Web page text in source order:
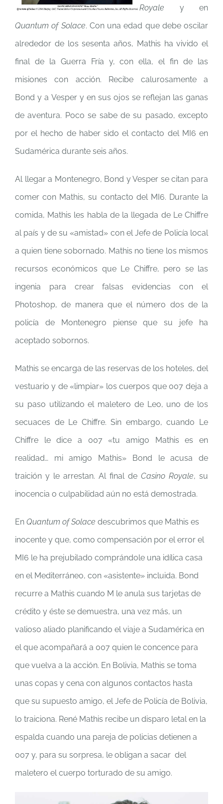
Royale y en
Quantum of Solace. Con una edad que debe oscilar
alrededor de los sesenta años, Mathis ha vivido el
final de la Guerra Fría y, con ella, el fin de las
misiones con acción. Recibe calurosamente a
Bond y a Vesper y en sus ojos se reflejan las ganas
de aventura. Poco se sabe de su pasado, excepto
por el hecho de haber sido el contacto del MI6 en
Sudamérica durante seis años.
Al llegar a Montenegro, Bond y Vesper se citan para
comer con Mathis, su contacto del MI6. Durante la
comida, Mathis les habla de la llegada de Le Chiffre
al país y de su «amistad» con el Jefe de Policía local
a quien tiene sobornado. Mathis no tiene los mismos
recursos económicos que Le Chiffre, pero se las
ingenia para crear falsas evidencias con el
Photoshop, de manera que el número dos de la
policía de Montenegro piense que su jefe ha
aceptado sobornos.
Mathis se encarga de las reservas de los hoteles, del
vestuario y de «limpiar» los cuerpos que 007 deja a
su paso utilizando el maletero de Leo, uno de los
secuaces de Le Chiffre. Sin embargo, cuando Le
Chiffre le dice a 007 «tu amigo Mathis es en
realidad… mi amigo Mathis» Bond le acusa de
traición y le arrestan. Al final de Casino Royale, su
inocencia o culpabilidad aún no está demostrada.
En Quantum of Solace descubrimos que Mathis es
inocente y que, como compensación por el error el
MI6 le ha prejubilado comprándole una idílica casa
en el Mediterráneo, con «asistente» incluida. Bond
recurre a Mathis cuando M le anula sus tarjetas de
crédito y éste se demuestra, una vez más, un
valioso aliado planificando el viaje a Sudamérica en
el que acompañará a 007 quien le concence para
que vuelva a la acción. En Bolivia, Mathis se toma
unas copas y cena con algunos contactos hasta
que su supuesto amigo, el Jefe de Policía de Bolivia,
lo traiciona. René Mathis recibe un disparo letal en la
espalda cuando una pareja de policias detienen a
007 y, para su sorpresa, le obligan a sacar del
maletero el cuerpo torturado de su amigo.